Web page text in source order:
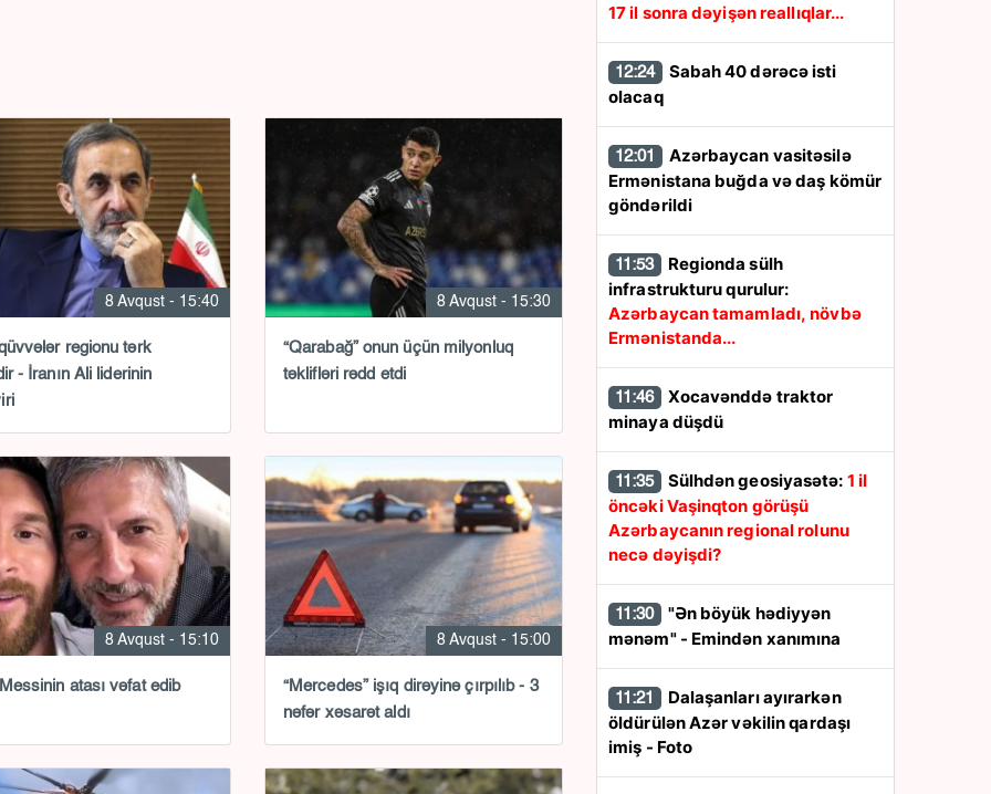
8 Avqust - 15:40
regionu tərk
- İranın Ali liderinin
8 Avqust - 15:30
“Qarabağ” onun üçün milyonluq
təklifləri rədd etdi
8 Avqust - 15:10
atası vəfat edib
8 Avqust - 15:00
“Mercedes” işıq dirəyinə çırpılıb - 3
nəfər xəsarət aldı
17 il sonra dəyişən reallıqlar...
12:24
olacaq
12:01
Ermənistana buğda və daş kömür
göndərildi
11:53
infrastrukturu qurulur:
Azərbaycan tamamladı, növbə
Ermənistanda...
11:46
minaya düşdü
11:35 Sülhdən geosiyasətə: 1 il
öncəki Vaşinqton görüşü
Azərbaycanın regional rolunu
necə dəyişdi?
11:30
mənəm" - Emindən xanımına
11:21
öldürülən Azər vəkilin qardaşı
imiş - Foto